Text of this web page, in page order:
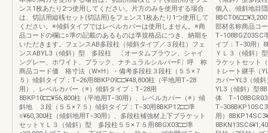
ンス1枚あたり2つ使用してください。片方のみを使用する場合
は、切詰用縦桟セット(切詰用)をフェンス1枚あたり1つ使用して
ください。※傾斜タイプではレベルカバーは使用しません。※商
品コードの欄に○準の記載のあるものは準規格品につき、納期を
いただきます。フェンスAB多段柱（傾斜タイプ／３段柱）フェ
ンスABYL3（傾斜）型 多段柱 〔オータムブラウン、シャイ
ングレー、ホワイト、ブラック、ナチュラルシルバーF〕呼 称
商品コード価 格寸法（W×H）・備考多段柱３段柱（５５×７
５）傾斜タイプ：T−26用8BKP09□□¥48,800柱（平地用T−28
用）、レベルカバー（※）傾斜タイプ：T−28用
8BKP10□□¥56,800柱（平地用T−30用）、レベルカバー（※）傾
斜地 ３段（５５×７５）傾斜タイプ：T−30用8BKP12□□準
○¥60,300柱（傾斜地用T−30用）、多段柱補強材上下ブラケット
セットＹＬ３（傾斜）型 多段柱５５×７５用8BGX03□□準
個入、傾斜地目
部材名称商品コ
T−108BGZ03SC
イプ：T−30用）
ＹＬ３（傾斜）
ラケットセット
トレート継手（
カバーYL3（傾
YL3（傾斜）型
体
用）